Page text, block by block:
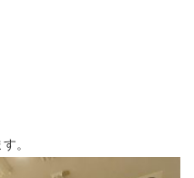
。